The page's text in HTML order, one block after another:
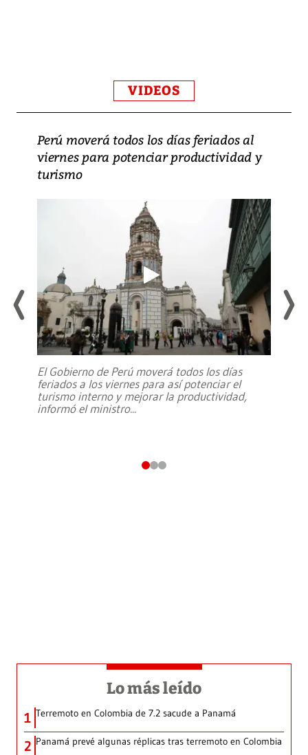
VIDEOS
Perú moverá todos los días feriados al
viernes para potenciar productividad y
turismo
El Gobierno de Perú moverá todos los días
feriados a los viernes para así potenciar el
turismo interno y mejorar la productividad,
informó el ministro...
Lo más leído
1 Terremoto en Colombia de 7.2 sacude a Panamá
2 Panamá prevé algunas réplicas tras terremoto en Colombia